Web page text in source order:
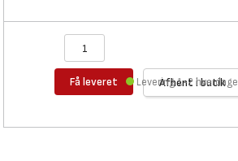
Få leveret Afhent i butik
Levering 1-2 hverdage